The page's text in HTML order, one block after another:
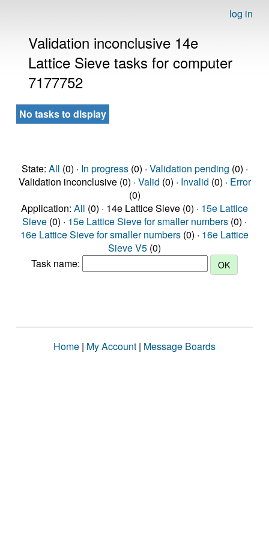
log in
Validation inconclusive 14e
Lattice Sieve tasks for computer
7177752
No tasks to display
State: All (0) · In progress(0) · Validation pending (0) ·
Validation inconclusive (0) · Valid (0) · Invalid (0) · Error
(0)
Application: All (0) · 14e Lattice Sieve (0) · 15e Lattice
Sieve (0) · 15e Lattice Sieve for smaller numbers (0) ·
16e Lattice Sieve for smaller numbers (0) · 16e Lattice
Sieve V5 (0)
Task name:
Home | My Account | Message Boards